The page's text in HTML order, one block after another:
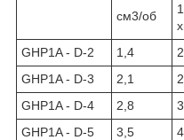
см3/об
GHP1A - D-2 1,4
GHP1A - D-3
2,1
GHP1A - D-4
2,8
GHP1A - D-5
3,5